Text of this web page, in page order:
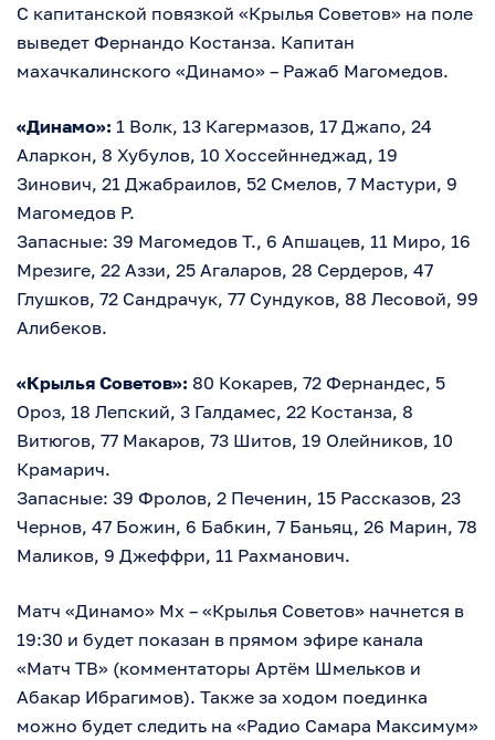
С капитанской повязкой «Крылья Советов» на поле
выведет Фернандо Костанза. Капитан
махачкалинского «Динамо» – Ражаб Магомедов.
«Динамо»: 1 Волк, 13 Кагермазов, 17 Джапо, 24
Аларкон, 8 Хубулов, 10 Хоссейннеджад, 19
Зинович, 21 Джабраилов, 52 Смелов, 7 Мастури, 9
Магомедов Р.
Запасные: 39 Магомедов Т., 6 Апшацев, 11 Миро, 16
Мрезиге, 22 Аззи, 25 Агаларов, 28 Сердеров, 47
Глушков, 72 Сандрачук, 77 Сундуков, 88 Лесовой, 99
Алибеков.
«Крылья Советов»: 80 Кокарев, 72 Фернандес, 5
Ороз, 18 Лепский, 3 Галдамес, 22 Костанза, 8
Витюгов, 77 Макаров, 73 Шитов, 19 Олейников, 10
Крамарич.
Запасные: 39 Фролов, 2 Печенин, 15 Рассказов, 23
Чернов, 47 Божин, 6 Бабкин, 7 Баньяц, 26 Марин, 78
Маликов, 9 Джеффри, 11 Рахманович.
Матч «Динамо» Мх – «Крылья Советов» начнется в
19:30 и будет показан в прямом эфире канала
«Матч ТВ» (комментаторы Артём Шмельков и
Абакар Ибрагимов). Также за ходом поединка
можно будет следить на «Радио Самара Максимум»